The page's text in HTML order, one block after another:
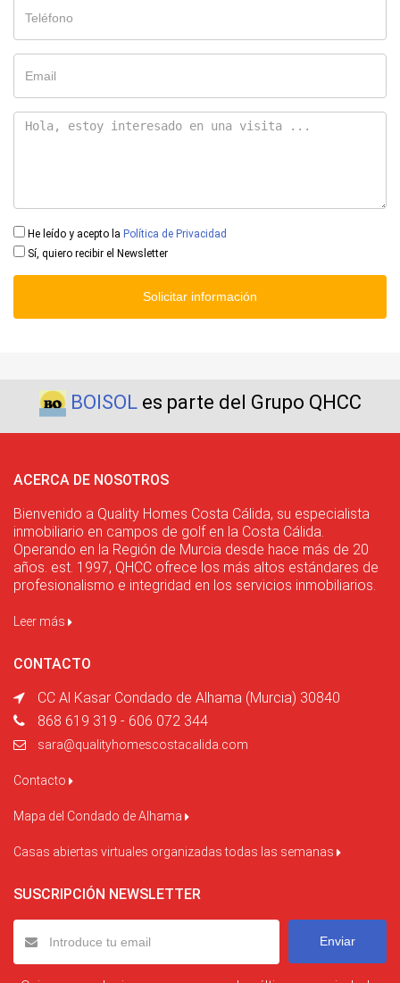
He leído y acepto la Política de Privacidad
Sí, quiero recibir el Newsletter
Solicitar información
BOISOLes parte del Grupo QHCC
ACERCA DE NOSOTROS
Bienvenido a Quality Homes Costa Cálida, su especialista
inmobiliario en campos de golf en la Costa Cálida.
Operando en la Región de Murcia desde hace más de 20
años. est. 1997, QHCC ofrece los más altos estándares de
profesionalismo e integridad en los servicios inmobiliarios.
Leer más
CONTACTO
CC Al Kasar Condado de Alhama (Murcia) 30840
868 619 319 - 606 072 344
sara@qualityhomescostacalida.com
Contacto
Mapa del Condado de Alhama
Casas abiertas virtuales organizadas todas las semanas
SUSCRIPCIÓN NEWSLETTER
Enviar